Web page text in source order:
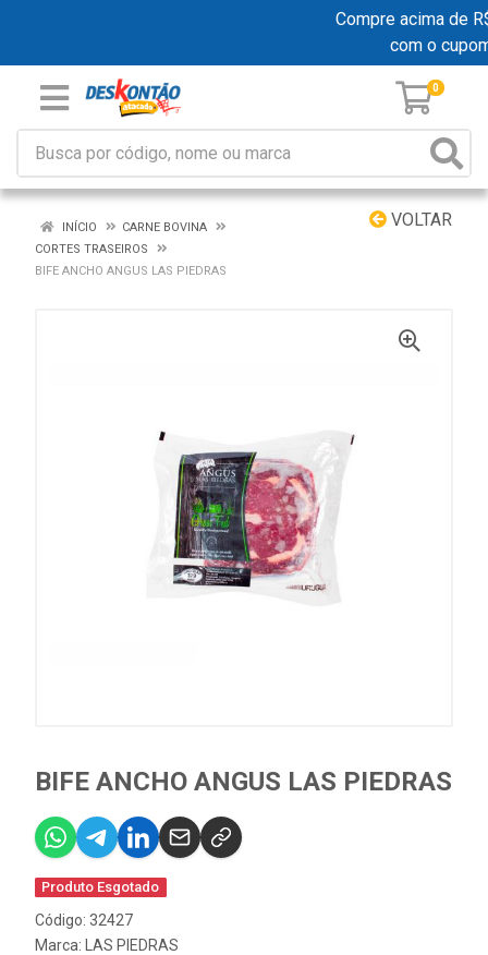
Compre acima de
com o
0
VOLTAR
INÍCIO
CARNE BOVINA
CORTES TRASEIROS
BIFE ANCHO ANGUS LAS PIEDRAS
BIFE ANCHO ANGUS LAS PIEDRAS
Produto Esgotado
Código: 32427
Marca:
LAS PIEDRAS